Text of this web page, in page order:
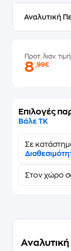
Αναλυτική
Προτ. λιαν. τιμή
8,99€
Επιλογές
Βάλε ΤΚ
Σε
Στον χώρο